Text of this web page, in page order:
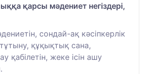
қарсы мәдениет негіздері,
сондай-ақ кәсіпкерлік
құқықтық сана,
қабілетін, жеке ісін ашу